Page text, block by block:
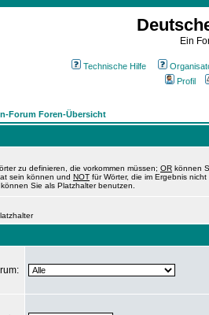
Ein
Technische Hilfe
Profil
Forum Foren-Übersicht
zu definieren, die vorkommen müssen; OR können
sein können und NOT für Wörter, die im Ergebnis nicht
Sie als Platzhalter benutzen.